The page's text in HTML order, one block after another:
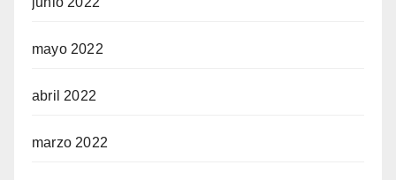
mayo 2022
abril 2022
marzo 2022